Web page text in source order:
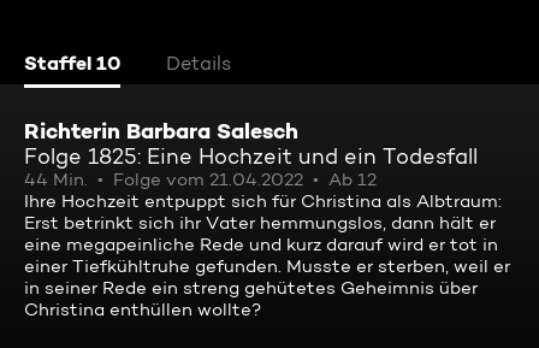
Staffel 10 Details
Richterin Barbara Salesch
Folge 1825: Eine Hochzeit und ein Todesfall
44 Min. Folge vom 21.04.2022
Ab 12
Ihre Hochzeit entpuppt sich für Christina als Albtraum:
Erst betrinkt sich ihr Vater hemmungslos, dann hält er
eine megapeinliche Rede und kurz darauf wird er tot in
einer Tiefkühltruhe gefunden. Musste er sterben, weil er
in seiner Rede ein streng gehütetes Geheimnis über
Christina enthüllen wollte?